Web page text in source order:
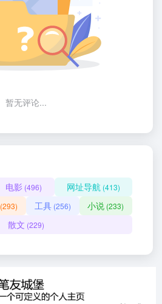
暂无评论...
电影 (496) 网址导航 (413)
(293) 工具(256) 小说 (233)
散文 (229)